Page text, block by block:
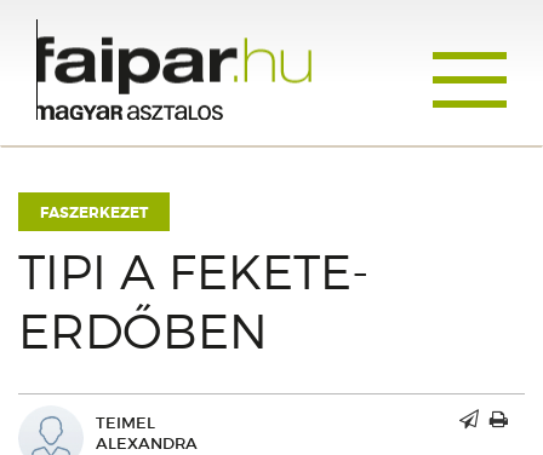
FASZERKEZET
TIPI A FEKETE-
ERDŐBEN
TEIMEL
ALEXANDRA